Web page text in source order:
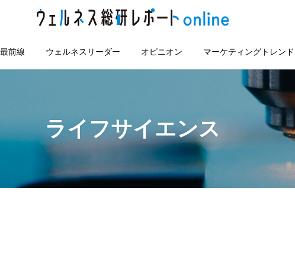
前線 ウェルネスリーダー オピニオン マーケティングトレンド
ライフサイエンス